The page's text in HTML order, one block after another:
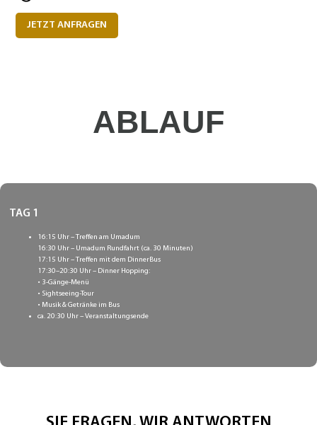
JETZT ANFRAGEN
ABLAUF
TAG 1
16:15 Uhr – Treffen am Umadum
16:30 Uhr – Umadum Rundfahrt (ca. 30 Minuten)
17:15 Uhr – Treffen mit dem DinnerBus
17:30–20:30 Uhr – Dinner Hopping:
• 3-Gänge-Menü
• Sightseeing-Tour
• Musik & Getränke im Bus
ca. 20:30 Uhr – Veranstaltungsende